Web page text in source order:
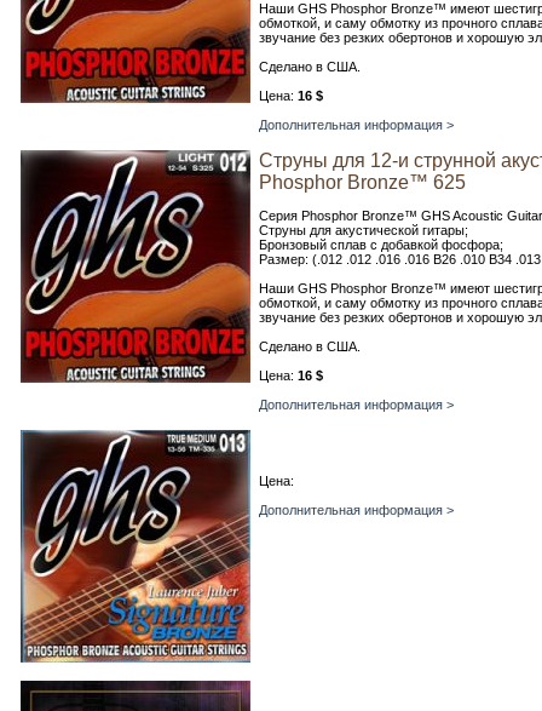
Наши GHS Phosphor Bronze™ имеют
обмоткой, и саму обмотку из прочного
звучание без резких обертонов и хорошую
Сделано в США.
Цена: 16 $
Дополнительная информация >
Струны для 12-и струнной
Phosphor Bronze™ 625
Серия Phosphor Bronze™ GHS Acoustic
Струны для акустической гитары;
Бронзовый сплав с добавкой фосфора;
Размер: (.012 .012 .016 .016 B26 .010 B34
Наши GHS Phosphor Bronze™ имеют
обмоткой, и саму обмотку из прочного
звучание без резких обертонов и хорошую
Сделано в США.
Цена: 16 $
Дополнительная информация >
Цена:
Дополнительная информация >